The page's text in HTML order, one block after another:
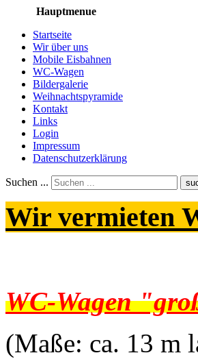
Hauptmenue
Startseite
Wir über uns
Mobile Eisbahnen
WC-Wagen
Bildergalerie
Weihnachtspyramide
Kontakt
Links
Login
Impressum
Datenschutzerklärung
Suchen ...
Wir vermieten
WC-Wagen
(Maße: ca. 13 m